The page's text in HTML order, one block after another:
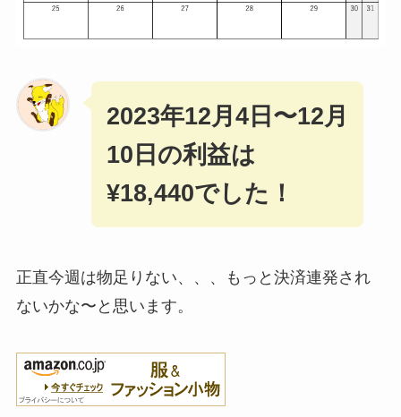
2023年12月4日〜12月
10日の利益は
¥18,440でした！
正直今週は物足りない、、、もっと決済連発され
ないかな〜と思います。